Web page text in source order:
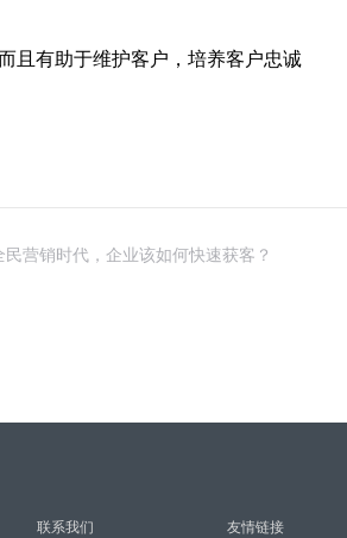
且有助于维护客户，培养客户忠诚
民营销时代，企业该如何快速获客？
联系我们 友情链接